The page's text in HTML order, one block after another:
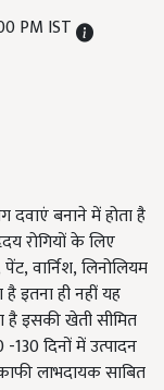
PM IST
दवाएं बनाने में होता है
रोगियों के लिए
पेंट,वार्निश,लिनोलियम
इतना ही नहीं यह
है इसकी खेती सीमित
-130दिनों में उत्पादन
लाभदायक साबित